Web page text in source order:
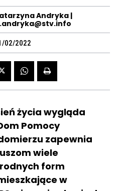
Andryka |
02/2022
życia wygląda
Pomocy
zapewnia
wiele
form
w